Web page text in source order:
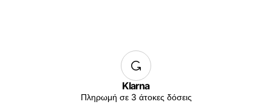
Klarna
Πληρωμή σε 3 άτοκες δόσεις